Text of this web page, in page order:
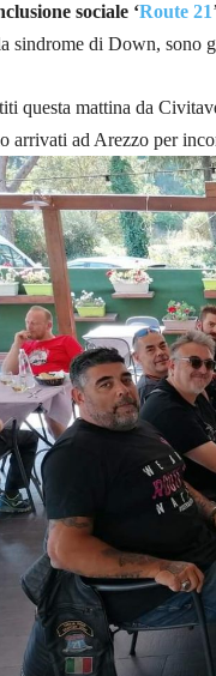
sociale ‘Route 21
sindrome di Down, sono
questa mattina da
arrivati ad Arezzo per